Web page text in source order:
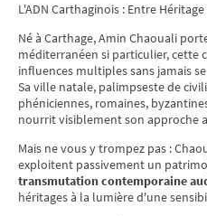
L'ADN Carthaginois : Entre
Né à Carthage, Amin Chaouali
méditerranéen si particulier, cette
influences multiples sans jamais
Sa ville natale, palimpseste de
phéniciennes, romaines,
nourrit visiblement son approche
Mais ne vous y trompez pas :
exploitent passivement un
transmutation contemporaine
héritages à la lumière d'une